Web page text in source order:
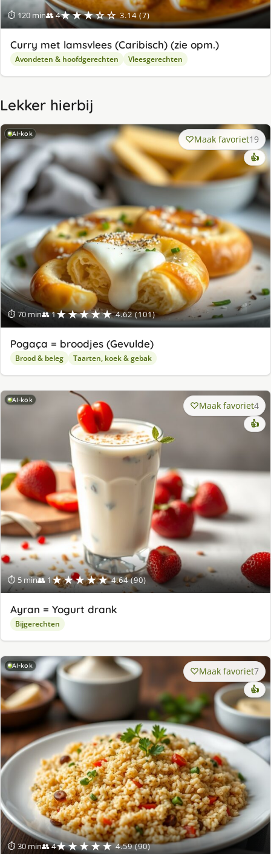
⏱ 120 min👥 4★★★☆☆ 3.14 (7)
Curry met lamsvlees (Caribisch) (zie opm.)
Avondeten & hoofdgerechten Vleesgerechten
Lekker hierbij
AI-kok
⏱ 70 min👥 1★★★★★ 4.62 (101)
Maak favoriet19
👍
Pogaça = broodjes (Gevulde)
Brood & beleg Taarten, koek & gebak
AI-kok
⏱ 5 min👥 1★★★★★ 4.64 (90)
Maak favoriet4
👍
Ayran = Yogurt drank
Bijgerechten
AI-kok
⏱ 30 min👥 4★★★★★ 4.59 (90)
Maak favoriet7
👍